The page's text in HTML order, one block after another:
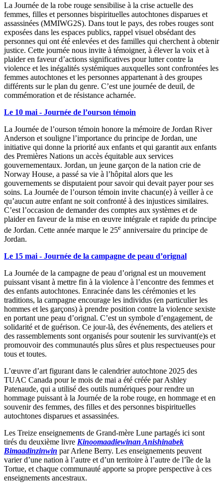
La Journée de la robe rouge sensibilise à la crise actuelle des
femmes, filles et personnes bispirituelles autochtones disparues et
assassinées (MMIWG2S). Dans tout le pays, des robes rouges sont
exposées dans les espaces publics, rappel visuel obsédant des
personnes qui ont été enlevées et des familles qui cherchent à obtenir
justice. Cette journée nous invite à témoigner, à élever la voix et à
plaider en faveur d’actions significatives pour lutter contre la
violence et les inégalités systémiques auxquelles sont confrontées les
femmes autochtones et les personnes appartenant à des groupes
différents sur le plan du genre. C’est une journée de deuil, de
commémoration et de résistance acharnée.
Le 10 mai - Journée de l’ourson témoin
La Journée de l’ourson témoin honore la mémoire de Jordan River
Anderson et souligne l’importance du principe de Jordan, une
initiative qui donne la priorité aux enfants et qui garantit aux enfants
des Premières Nations un accès équitable aux services
gouvernementaux. Jordan, un jeune garçon de la nation crie de
Norway House, a passé sa vie à l’hôpital alors que les
gouvernements se disputaient pour savoir qui devait payer pour ses
soins. La Journée de l’ourson témoin invite chacun(e) à veiller à ce
qu’aucun autre enfant ne soit confronté à des injustices similaires.
C’est l’occasion de demander des comptes aux systèmes et de
plaider en faveur de la mise en œuvre intégrale et rapide du principe
de Jordan. Cette année marque le 25e anniversaire du principe de
Jordan.
Le 15 mai - Journée de la campagne de peau d’orignal
La Journée de la campagne de peau d’orignal est un mouvement
puissant visant à mettre fin à la violence à l’encontre des femmes et
des enfants autochtones. Enracinée dans les cérémonies et les
traditions, la campagne encourage les individus (en particulier les
hommes et les garçons) à prendre position contre la violence sexiste
en portant une peau d’orignal. C’est un symbole d’engagement, de
solidarité et de guérison. Ce jour-là, des événements, des ateliers et
des rassemblements sont organisés pour soutenir les survivant(e)s et
promouvoir des communautés plus sûres et plus respectueuses pour
tous et toutes.
L’œuvre d’art figurant dans le calendrier autochtone 2025 des
TUAC Canada pour le mois de mai a été créée par Ashley
Patenaude, qui a utilisé des outils numériques pour rendre un
hommage puissant à la Journée de la robe rouge, en hommage et en
souvenir des femmes, des filles et des personnes bispirituelles
autochtones disparues et assassinées.
Les Treize enseignements de Grand-mère Lune partagés ici sont
tirés du deuxième livre Kinoomaadiewinan Anishinabek
Bimaadinzinwin par Arlene Berry. Les enseignements peuvent
varier d’une nation à l’autre et d’un territoire à l’autre de l’île de la
Tortue, et chaque communauté apporte sa propre perspective à ces
enseignements ancestraux.